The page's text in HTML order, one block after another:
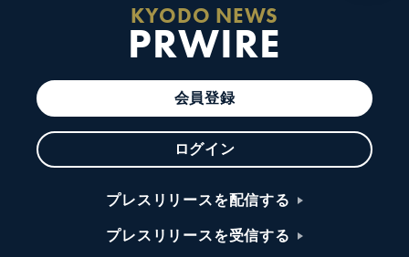
KYODO NEWS
PRWIRE
会員登録
ログイン
プレスリリースを配信する
プレスリリースを受信する